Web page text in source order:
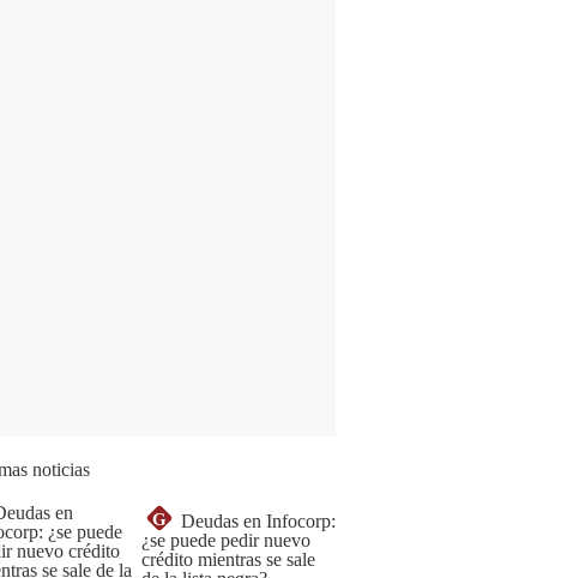
noticias
G
Deudas en Infocorp:
¿se puede pedir nuevo
crédito mientras se sale